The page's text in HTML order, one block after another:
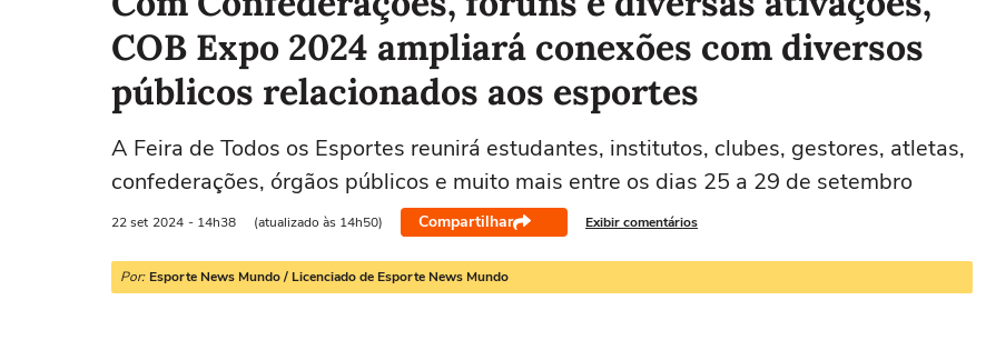
COB Expo 2024 ampliará conexões com diversos
públicos relacionados aos esportes
A Feira de Todos os Esportes reunirá estudantes, institutos, clubes, gestores, atletas,
confederações, órgãos públicos e muito mais entre os dias 25 a 29 de setembro
22 set 2024 - 14h38 (atualizado às 14h50) Compartilhar Exibir comentários
Por: Esporte News Mundo / Licenciado de Esporte News Mundo